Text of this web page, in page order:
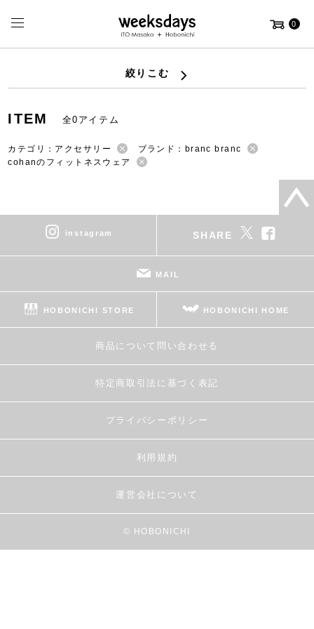
0
絞りこむ
ITEM 全0アイテム
カテゴリ：アクセサリー
ブランド：branc branc
cohanのフィットネスウェア
instagram SHARE
MAIL
HOBONICHI STORE HOBONICHI HOME
商品について問い合わせる
特定商取引法に基づく表記
プライバシーポリシー
利用規約
運営会社について
© HOBONICHI